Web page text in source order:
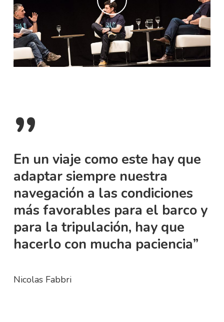
”
En un viaje como este hay que
adaptar siempre nuestra
navegación a las condiciones
más favorables para el barco y
para la tripulación, hay que
hacerlo con mucha paciencia”
Nicolas Fabbri